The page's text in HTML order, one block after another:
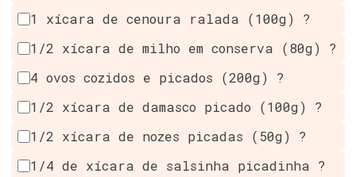
1 xícara de cenoura ralada (100g) ?
1/2 xícara de milho em conserva (80g) ?
4 ovos cozidos e picados (200g) ?
1/2 xícara de damasco picado (100g) ?
1/2 xícara de nozes picadas (50g) ?
1/4 de xícara de salsinha picadinha ?